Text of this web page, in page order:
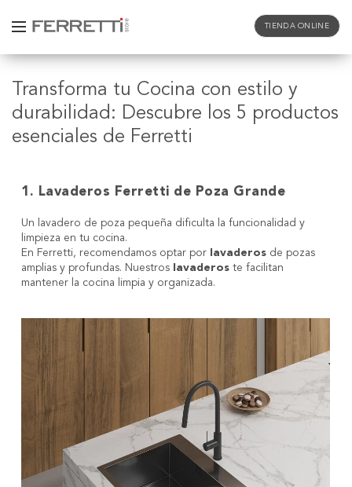
TIENDA ONLINE
Transforma tu Cocina con estilo y
durabilidad: Descubre los 5 productos
esenciales de Ferretti
1. Lavaderos Ferretti de Poza Grande
Un lavadero de poza pequeña dificulta la funcionalidad y
limpieza en tu cocina.
En Ferretti, recomendamos optar por
lavaderos de pozas
amplias y profundas. Nuestros
lavaderos te facilitan
mantener la cocina limpia y organizada.